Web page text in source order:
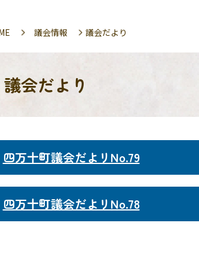
議会情報 議会だより
議会だより
四万十町議会だよリNo.79
四万十町議会だよリNo.78